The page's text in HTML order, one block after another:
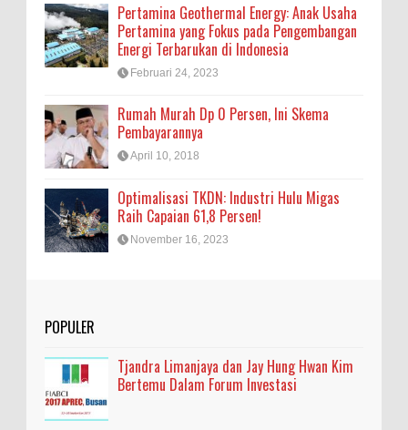
Pertamina Geothermal Energy: Anak Usaha
Pertamina yang Fokus pada Pengembangan
Energi Terbarukan di Indonesia
Februari 24, 2023
Rumah Murah Dp 0 Persen, Ini Skema
Pembayarannya
April 10, 2018
Optimalisasi TKDN: Industri Hulu Migas
Raih Capaian 61,8 Persen!
November 16, 2023
POPULER
Tjandra Limanjaya dan Jay Hung Hwan Kim
Bertemu Dalam Forum Investasi